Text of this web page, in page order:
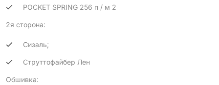
POCKET SPRING 256 п / м 2
2я сторона:
Сизаль;
Струттофайбер Лен
Обшивка: